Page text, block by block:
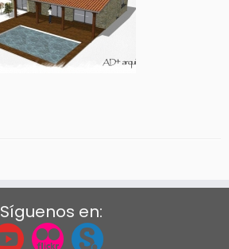
Síguenos en: